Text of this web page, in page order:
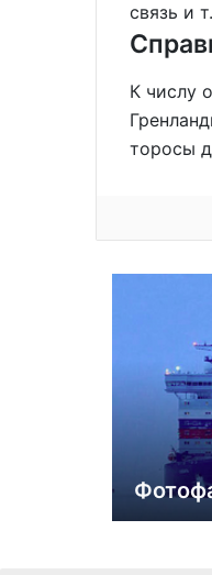
связь и
К числу
торосы